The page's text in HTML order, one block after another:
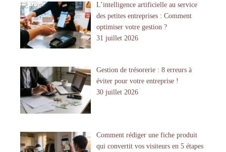
L’intelligence artificielle au service
des petites entreprises : Comment
optimiser votre gestion ?
31 juillet 2026
Gestion de trésorerie : 8 erreurs à
éviter pour votre entreprise !
30 juillet 2026
Comment rédiger une fiche produit
qui convertit vos visiteurs en 5 étapes